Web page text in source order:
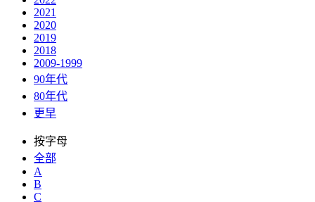
2021
2020
2019
2018
2009-1999
90年代
80年代
更早
按字母
全部
A
B
C